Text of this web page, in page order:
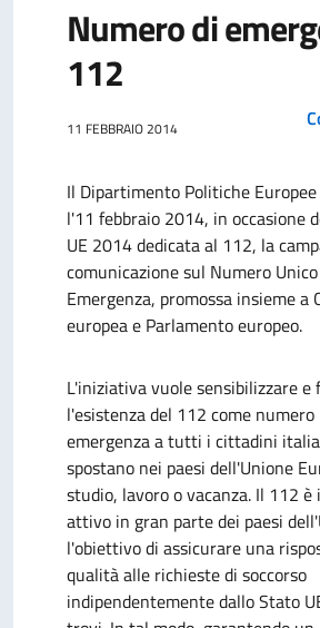
Numero di
112
11 FEBBRAIO 2014
Il Dipartimento Politiche
l'11 febbraio 2014, in occasione
UE 2014 dedicata al 112, la
comunicazione sul Numero
Emergenza, promossa insieme a
europea e Parlamento europeo.
L'iniziativa vuole sensibilizzare e
l'esistenza del 112 come numero
emergenza a tutti i cittadini
spostano nei paesi dell'Unione
studio, lavoro o vacanza. Il 112
attivo in gran parte dei paesi
l'obiettivo di assicurare una
qualità alle richieste di soccorso
indipendentemente dallo Stato